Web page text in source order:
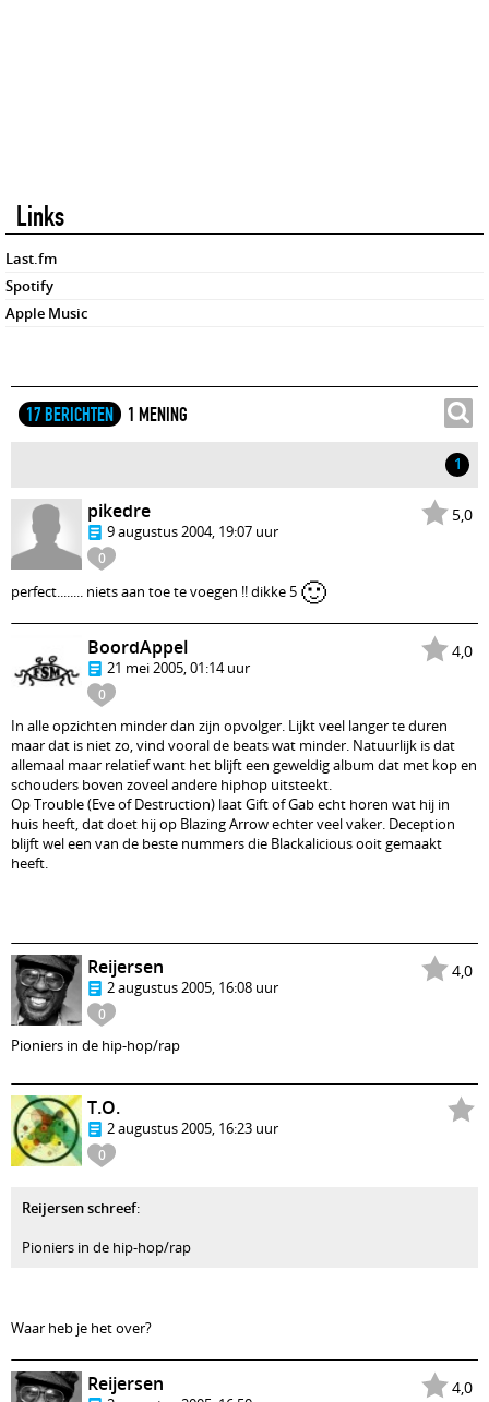
Links
Last.fm
Spotify
Apple Music
17 BERICHTEN 1 MENING
1
5,0
0
pikedre
9 augustus 2004, 19:07 uur
perfect........ niets aan toe te voegen !! dikke 5 🙂
4,0
0
BoordAppel
21 mei 2005, 01:14 uur
In alle opzichten minder dan zijn opvolger. Lijkt veel langer te duren
maar dat is niet zo, vind vooral de beats wat minder. Natuurlijk is dat
allemaal maar relatief want het blijft een geweldig album dat met kop en
schouders boven zoveel andere hiphop uitsteekt.
Op Trouble (Eve of Destruction) laat Gift of Gab echt horen wat hij in
huis heeft, dat doet hij op Blazing Arrow echter veel vaker. Deception
blijft wel een van de beste nummers die Blackalicious ooit gemaakt
heeft.
4,0
0
Reijersen
2 augustus 2005, 16:08 uur
Pioniers in de hip-hop/rap
0
T.O.
2 augustus 2005, 16:23 uur
Reijersen schreef:
Pioniers in de hip-hop/rap
Waar heb je het over?
4,0
Reijersen